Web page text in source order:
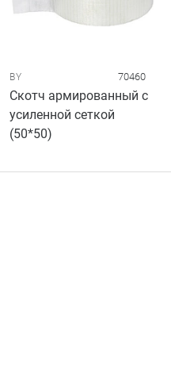
BY 70460
Скотч армированный с
усиленной сеткой
(50*50)